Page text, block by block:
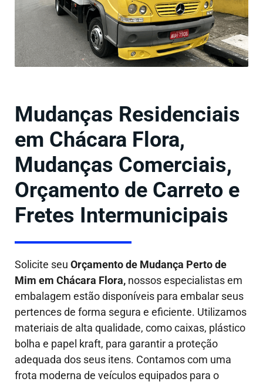
Mudanças Residenciais
em Chácara Flora,
Mudanças Comerciais,
Orçamento de Carreto e
Fretes Intermunicipais
Solicite seu Orçamento de Mudança Perto de
Mim em Chácara Flora, nossos especialistas em
embalagem estão disponíveis para embalar seus
pertences de forma segura e eficiente. Utilizamos
materiais de alta qualidade, como caixas, plástico
bolha e papel kraft, para garantir a proteção
adequada dos seus itens. Contamos com uma
frota moderna de veículos equipados para o